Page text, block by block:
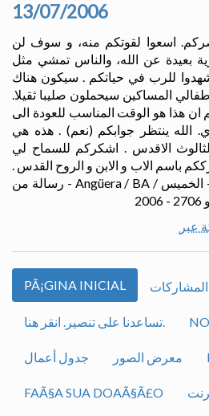
13/07/2006
اسعوا لقوتكم منه، و سوف لن
بعيدة عن الله، والناس تمشي مثل
للرب في حياتكم . سيكون هناك
المساكين سيحملون صليبا ثقيلا.
ان هذا هو الوقت المناسب للعودة الى
الله ينتظر جوابكم (نعم) . هذه هي
الاقدس . اشكركم للسماح لي
باسم الاب و الابن و الروح القدس .
امين كونوا بسلام .البرازيل - الخميس / Angüera / BA - رسالة من
PÃ¡GINA INICIAL المشاركات
تساعدنا على تنصير. انقر هنا.
جدول أعمال معرض الصور
FAÃ§A SUA DOAÃ§Ã£O